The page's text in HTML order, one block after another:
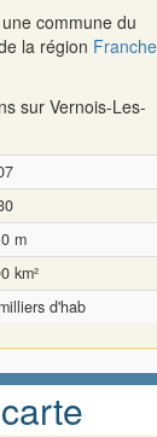
commune du
la région
sur Vernois-Les-
m
km²
d'hab